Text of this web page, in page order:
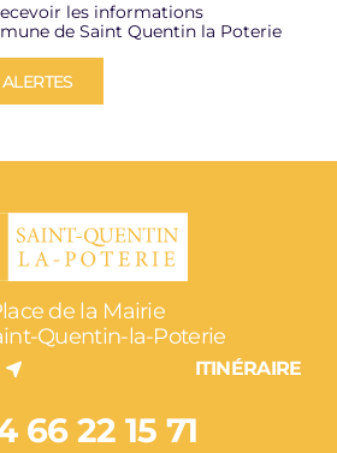
les informations
de Saint Quentin la Poterie
de la Mairie
Quentin-la-Poterie
ITINÉRAIRE
66 22 15 71